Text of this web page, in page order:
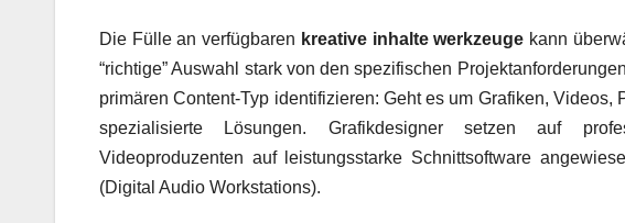
Die Fülle an verfügbaren kreative inhalte werkzeuge kann
“richtige” Auswahl stark von den spezifischen
primären Content-Typ identifizieren: Geht es um Grafiken,
spezialisierte Lösungen. Grafikdesigner setzen auf
Videoproduzenten auf leistungsstarke Schnittsoftware
(Digital Audio Workstations).